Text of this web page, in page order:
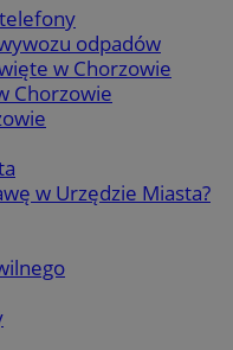
odpadów
w Chorzowie
Chorzowie
w Urzędzie Miasta?